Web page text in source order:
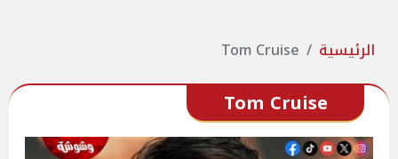
الرئيسية Tom Cruise
Tom Cruise